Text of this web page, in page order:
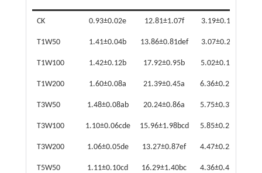
CK 0.93±0.02e 12.81±1.07f 3.19±0.13f
T1W50 1.41±0.04b 13.86±0.81def 3.07±0.24f
T1W100 1.42±0.12b 17.92±0.95b 5.02±0.18c
T1W200 1.60±0.08a 21.39±0.45a 6.36±0.21a
T3W50 1.48±0.08ab 20.24±0.86a 5.75±0.37b
T3W100 1.10±0.06cde 15.96±1.98bcd 5.85±0.23b
T3W200 1.06±0.05de 13.27±0.87ef 4.47±0.22d
T5W50 1.11±0.10cd 16.29±1.40bc 4.36±0.43d